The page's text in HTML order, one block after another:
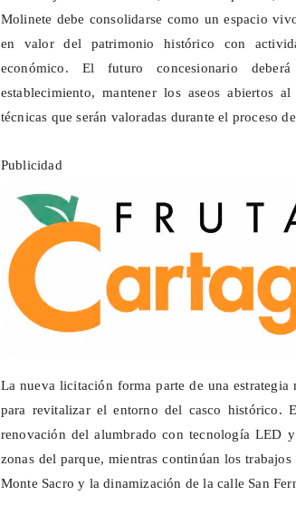
Molinete debe consolidarse como un espacio
en valor del patrimonio histórico con
económico. El futuro concesionario
establecimiento, mantener los aseos abiertos
técnicas que serán valoradas durante el proceso
Publicidad
La nueva licitación forma parte de una
para revitalizar el entorno del casco histórico.
renovación del alumbrado con tecnología LED
zonas del parque, mientras continúan los
Monte Sacro y la dinamización de la calle San